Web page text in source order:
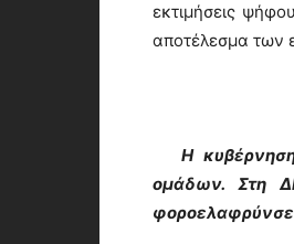
εκτιμήσεις
αποτέλεσμα των
Η κυβέρνηση
ομάδων. Στη